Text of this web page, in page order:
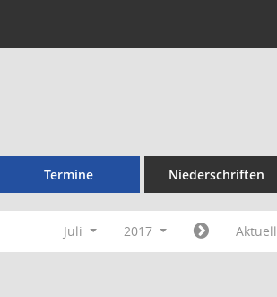
Termine Niederschriften
Juli 2017 Aktuell